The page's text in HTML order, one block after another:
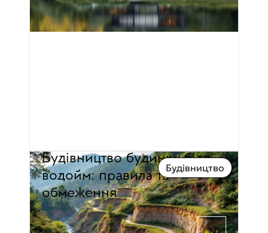
Будівництво будинку біля
водойм: правила та
обмеження
17 хв час читання
Будівництво